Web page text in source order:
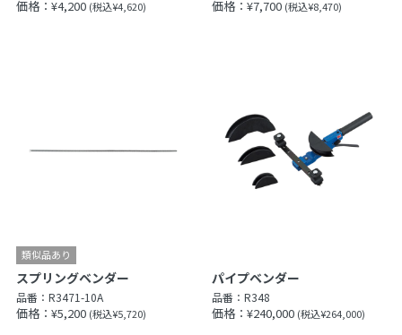
価格：¥4,200 (税込¥4,620) 価格：¥7,700 (税込¥8,470)
スプリングベンダー
品番： R3471-10A
価格：¥5,200 (税込¥5,720)
パイプベンダー
品番：R348
価格：¥240,000 (税込¥264,000)